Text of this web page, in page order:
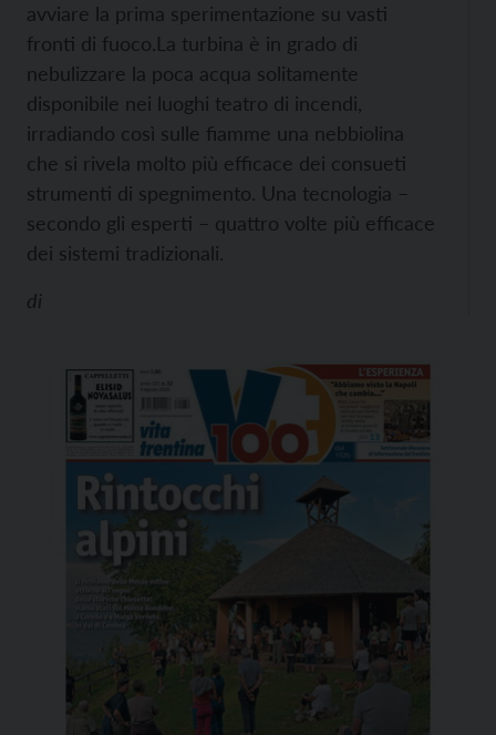
avviare la prima sperimentazione su vasti
fronti di fuoco.La turbina è in grado di
nebulizzare la poca acqua solitamente
disponibile nei luoghi teatro di incendi,
irradiando così sulle fiamme una nebbiolina
che si rivela molto più efficace dei consueti
strumenti di spegnimento. Una tecnologia –
secondo gli esperti – quattro volte più efficace
dei sistemi tradizionali.
di